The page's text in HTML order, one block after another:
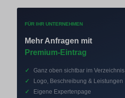
FÜR IHR UNTERNEHMEN
Mehr Anfragen mit
Premium-Eintrag
✓
Ganz oben sichtbar im Verzeichnis
✓
Logo, Beschreibung & Leistungen
✓
Eigene Expertenpage